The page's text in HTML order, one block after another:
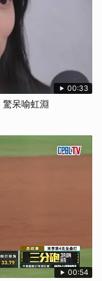
00:33
呆喻虹淵
00:54